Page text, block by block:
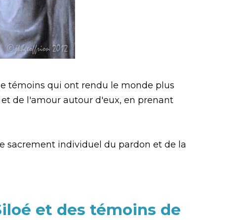
témoins qui ont rendu le monde plus
de l'amour autour d'eux, en prenant
sacrement individuel du pardon et de la
et des témoins de